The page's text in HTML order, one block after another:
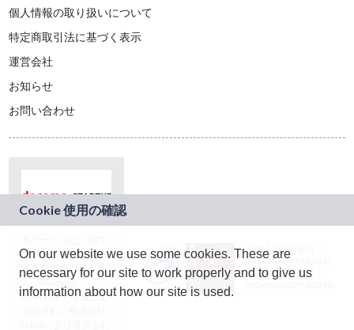
個人情報の取り扱いについて
特定商取引法に基づく表示
運営会社
お知らせ
お問い合わせ
ドコモグループの新
規事業創出プログラ
ム「docomo
STARTUP」を通じて
JASRAC許諾番号：
9024936001Y45037
JASRAC許諾番号：
On our website we use some cookies. These are
necessary for our site to work properly and to give us
information about how our site is used.